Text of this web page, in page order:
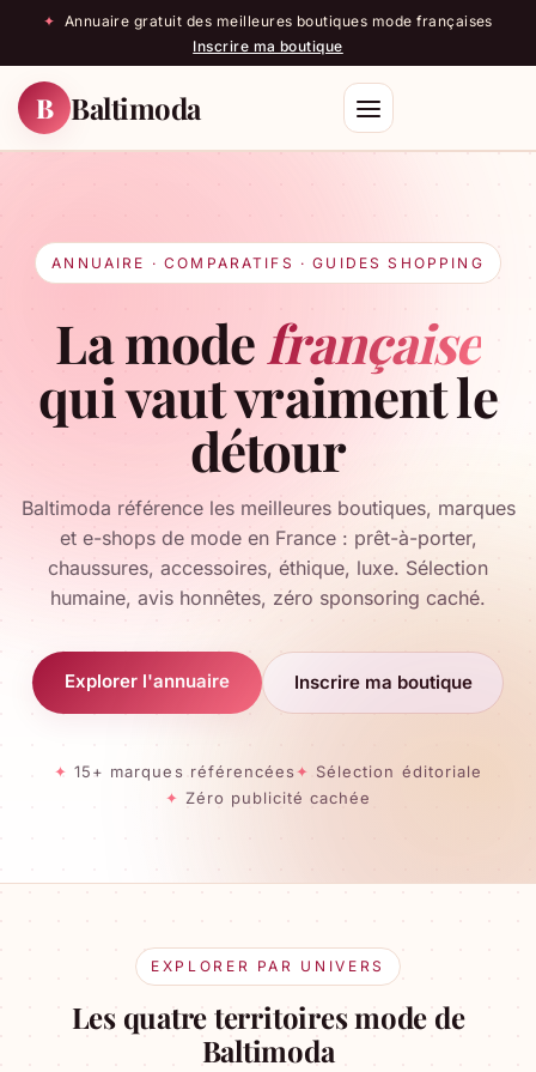
✦ Annuaire gratuit des meilleures boutiques mode françaises
Inscrire ma boutique
B Baltimoda
ANNUAIRE · COMPARATIFS · GUIDES SHOPPING
La mode française
qui vaut vraiment le
détour
Baltimoda référence les meilleures boutiques, marques
et e-shops de mode en France : prêt-à-porter,
chaussures, accessoires, éthique, luxe. Sélection
humaine, avis honnêtes, zéro sponsoring caché.
Explorer l'annuaire Inscrire ma boutique
15+ marques référencées
Sélection éditoriale
Zéro publicité cachée
EXPLORER PAR UNIVERS
Les quatre territoires mode de
Baltimoda